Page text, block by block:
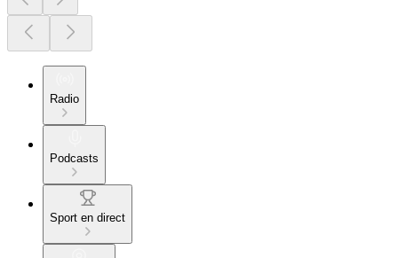
Radio
Podcasts
Sport en direct